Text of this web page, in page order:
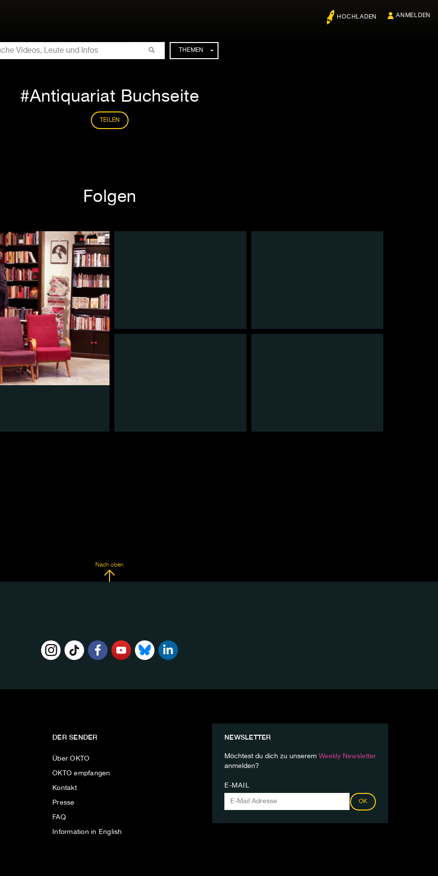
HOCHLADEN ANMELDEN
THEMEN
Antiquariat Buchseite
TEILEN
Folgen
Nach oben
DER SENDER
Über OKTO
OKTO empfangen
Kontakt
Presse
FAQ
Information in English
NEWSLETTER
Möchtest du dich zu unserem Weekly Newsletter
anmelden?
E-MAIL
OK